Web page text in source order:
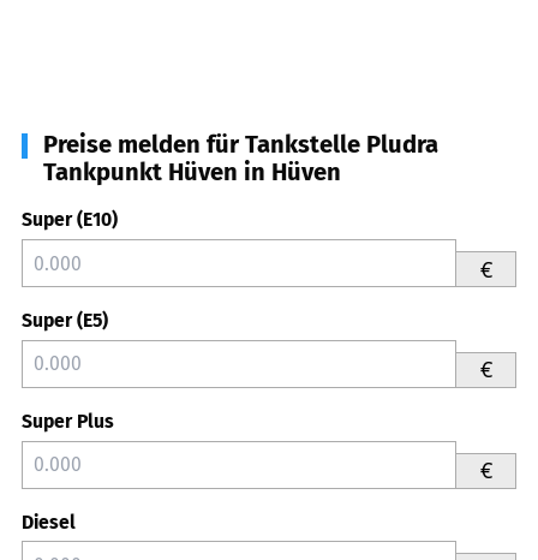
Preise melden für Tankstelle Pludra
Tankpunkt Hüven in Hüven
Super (E10)
€
Super (E5)
€
Super Plus
€
Diesel